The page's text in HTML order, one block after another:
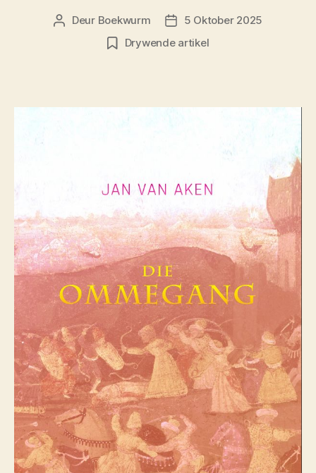
Artikelouteur
Deur Boekwurm Artikeldatum
5 Oktober 2025
Drywende artikel